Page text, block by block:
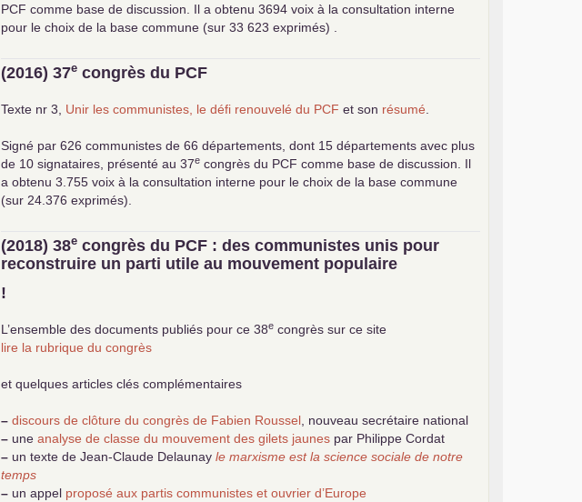
PCF comme base de discussion. Il a obtenu 3694 voix à la consultation interne
pour le choix de la base commune (sur 33 623 exprimés) .
(2016) 37e congrès du PCF
Texte nr 3, Unir les communistes, le défi renouvelé du PCF et son résumé
Signé par 626 communistes de 66 départements, dont 15 départements avec plus
de 10 signataires, présenté au 37e congrès du PCF comme base de discussion. Il
a obtenu 3.755 voix à la consultation interne pour le choix de la base commune
(sur 24.376 exprimés).
(2018) 38e congrès du PCF : des communistes unis pour
reconstruire un parti utile au mouvement populaire
!
L’ensemble des documents publiés pour ce 38e congrès sur ce site
lire la rubrique du congrès
et quelques articles clés complémentaires
– discours de clôture du congrès de Fabien Roussel , nouveau secrétaire national
– uneanalyse de classe du mouvement des gilets jaunes par Philippe Cordat
– un texte de Jean-Claude Delaunayle marxisme est la science sociale de notre
temps
– un appel proposé aux partis communistes et ouvrier d’Europe